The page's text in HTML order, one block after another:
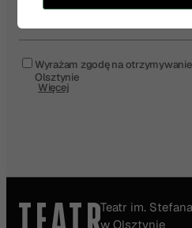
Wyrażam zgodę na
Olsztynie
Więcej
Teatr im.
w Olsztynie